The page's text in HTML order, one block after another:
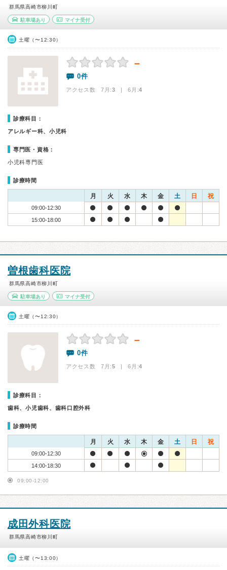
群馬県高崎市柳川町
駐車場あり マイナ受付
土曜（〜12:30）
－
0件
アクセス数 7月:3 | 6月:4
診療科目：
アレルギー科、小児科
専門医・資格：
小児科専門医
診療時間
月 火 水 木 金 土 日 祝
09:00-12:30
15:00-18:00
曽根歯科医院
群馬県高崎市柳川町
駐車場あり マイナ受付
土曜（〜12:30）
－
0件
アクセス数 7月:5 | 6月:4
診療科目：
歯科、小児歯科、歯科口腔外科
診療時間
月 火 水 木 金 土 日 祝
09:00-12:30
14:00-18:30
09:00-12:00
成田外科医院
群馬県高崎市柳川町
土曜（〜13:00）